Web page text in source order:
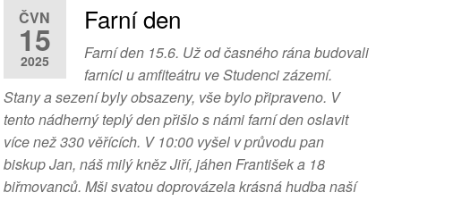
ČVN
15
2025
Farní den
Farní den 15.6. Už od časného rána budovali
farníci u amfiteátru ve Studenci zázemí.
Stany a sezení byly obsazeny, vše bylo připraveno. V
tento nádherný teplý den přišlo s námi farní den oslavit
více než 330 věřících. V 10:00 vyšel v průvodu pan
biskup Jan, náš milý kněz Jiří, jáhen František a 18
biřmovanců. Mši svatou doprovázela krásná hudba naší